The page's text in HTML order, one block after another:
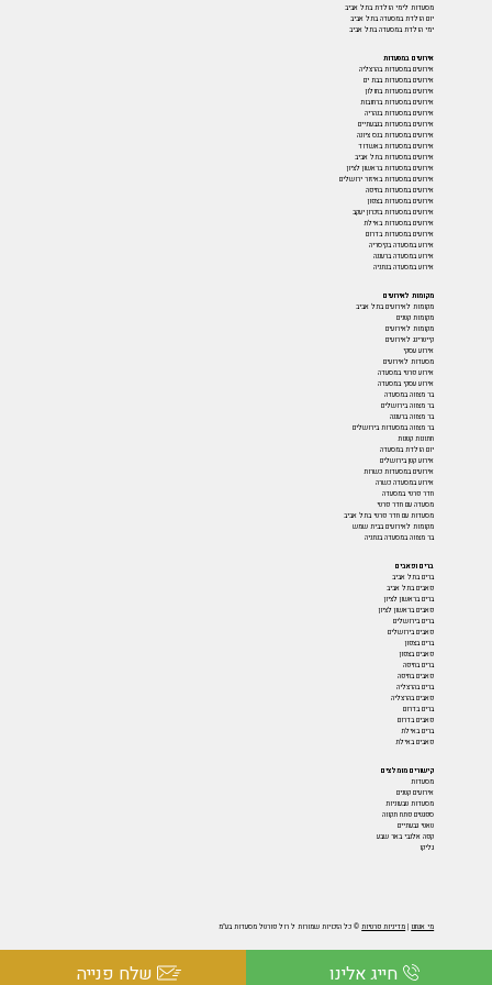
חייג אלינו שלח פנייה
מסעדות לימי הולדת בתל אביב
יום הולדת במסעדה בתל אביב
ימי הולדת במסעדה בתל אביב
אירועים במסעדות
אירועים במסעדות בהרצליה
אירועים במסעדות בבת ים
אירועים במסעדות בחולון
אירועים במסעדות ברחובות
אירועים במסעדות בנהריה
אירועים במסעדות בגבעתיים
אירועים במסעדות בנס ציונה
אירועים במסעדות באשדוד
אירועים במסעדות בתל אביב
אירועים במסעדות בראשון לציון
אירועים במסעדות באיזור ירושלים
אירועים במסעדות בחיפה
אירועים במסעדות בצפון
אירועים במסעדות בזכרון יעקב
אירועים במסעדות באילת
אירועים במסעדות בדרום
אירוע במסעדה בקיסריה
אירוע במסעדה ברעננה
אירוע במסעדה בנתניה
מקומות לאירועים
מקומות לאירועים בתל אביב
מקומות קטנים
מקומות לאירועים
קייטרינג לאירועים
אירוע עסקי
מסעדות לאירועים
אירוע פרטי במסעדה
אירוע עסקי במסעדה
בר מצווה במסעדה
בר מצווה בירושלים
בר מצווה ברעננה
בר מצווה במסעדות בירושלים
חתונות קטנות
יום הולדת במסעדה
אירוע קטן בירושלים
אירועים במסעדות כשרות
אירוע במסעדה כשרה
חדר פרטי במסעדה
מסעדה עם חדר פרטי
מסעדות עם חדר פרטי בתל אביב
מקומות לאירועים בבית שמש
בר מצווה במסעדה בנתניה
ברים ופאבים
ברים בתל אביב
פאבים בתל אביב
ברים בראשון לציון
פאבים בראשון לציון
ברים בירושלים
פאבים בירושלים
ברים בצפון
פאבים בצפון
ברים בחיפה
פאבים בחיפה
ברים בהרצליה
פאבים בהרצליה
ברים בדרום
פאבים בדרום
ברים באילת
פאבים באילת
קישורים מומלצים
מסעדות
אירועים קטנים
מסעדות טבעוניות
ספגטים פתח תקווה
טאטי גבעתיים
קפה אלנבי באר שבע
גליקו
מי אנחנו | מדיניות פרטיות© כל הזכויות שמורות ל רול פורטל מסעדות בע"מ